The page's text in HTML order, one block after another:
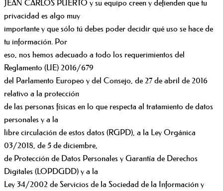
JEAN CARLOS PUERTO y su equipo creen y defienden que tu
privacidad es algo muy
importante y que sólo tú debes poder decidir qué uso se hace de
tu información. Por
eso, nos hemos adecuado a todo los requerimientos del
Reglamento (UE) 2016/679
del Parlamento Europeo y del Consejo, de 27 de abril de 2016
relativo a la protección
de las personas físicas en lo que respecta al tratamiento de datos
personales y a la
libre circulación de estos datos (RGPD), a la Ley Orgánica
03/2018, de 5 de diciembre,
de Protección de Datos Personales y Garantía de Derechos
Digitales (LOPDGDD) y a la
Ley 34/2002 de Servicios de la Sociedad de la Información y